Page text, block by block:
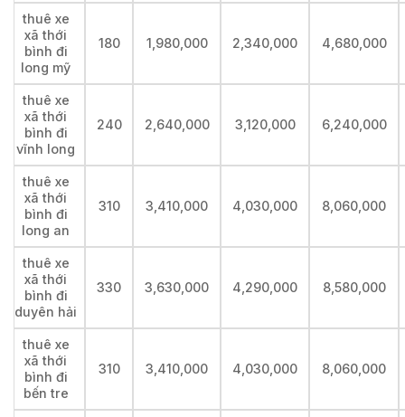
thuê xe
xã thới
bình đi
long mỹ
180 1,980,000 2,340,000 4,680,000
thuê xe
xã thới
bình đi
vĩnh long
240 2,640,000 3,120,000 6,240,000
thuê xe
xã thới
bình đi
long an
310 3,410,000 4,030,000 8,060,000
thuê xe
xã thới
bình đi
duyên hải
330 3,630,000 4,290,000 8,580,000
thuê xe
xã thới
bình đi
bến tre
310 3,410,000 4,030,000 8,060,000